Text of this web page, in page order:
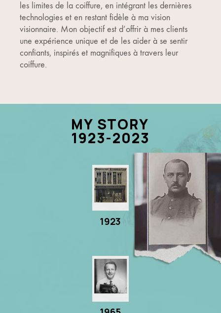
les limites de la coiffure, en intégrant les dernières
technologies et en restant fidèle à ma vision
visionnaire. Mon objectif est d’offrir à mes clients
une expérience unique et de les aider à se sentir
confiants, inspirés et magnifiques à travers leur
coiffure.
MY STORY
1923-2023
1923